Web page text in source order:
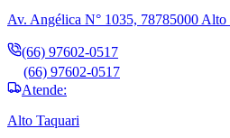
Av. Angélica N° 1035, 78785000
(66) 97602-0517
(66) 97602-0517
Atende:
Alto Taquari